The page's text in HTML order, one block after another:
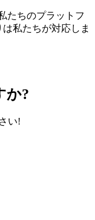
たちのプラットフ
私たちが対応しま
か?
い!